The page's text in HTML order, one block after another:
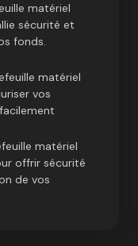
matériel
sécurité et
fonds.
matériel
vos
matériel
offrir sécurité
de vos